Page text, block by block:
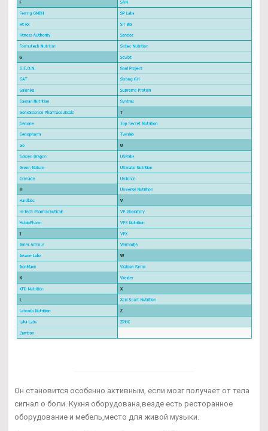
Он становится особенно активным, если мозг получает от тела
сигнал о боли. Кухня оборудована,везде есть ресторанное
оборудование и мебель,место для живой музыки.